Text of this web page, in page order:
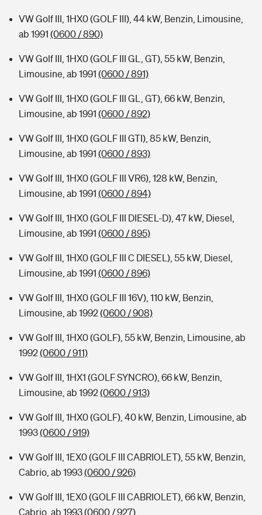
VW Golf III, 1HX0 (GOLF III), 44 kW, Benzin, Limousine,
ab 1991 (0600 / 890)
VW Golf III, 1HX0 (GOLF III GL, GT), 55 kW, Benzin,
Limousine, ab 1991 (0600 / 891)
VW Golf III, 1HX0 (GOLF III GL, GT), 66 kW, Benzin,
Limousine, ab 1991 (0600 / 892)
VW Golf III, 1HX0 (GOLF III GTI), 85 kW, Benzin,
Limousine, ab 1991 (0600 / 893)
VW Golf III, 1HX0 (GOLF III VR6), 128 kW, Benzin,
Limousine, ab 1991 (0600 / 894)
VW Golf III, 1HX0 (GOLF III DIESEL-D), 47 kW, Diesel,
Limousine, ab 1991 (0600 / 895)
VW Golf III, 1HX0 (GOLF III C DIESEL), 55 kW, Diesel,
Limousine, ab 1991 (0600 / 896)
VW Golf III, 1HX0 (GOLF III 16V), 110 kW, Benzin,
Limousine, ab 1992(0600 / 908)
VW Golf III, 1HX0 (GOLF), 55 kW, Benzin, Limousine, ab
1992(0600 / 911)
VW Golf III, 1HX1 (GOLF SYNCRO), 66 kW, Benzin,
Limousine, ab 1992(0600 / 913)
VW Golf III, 1HX0 (GOLF), 40 kW, Benzin, Limousine, ab
1993(0600 / 919)
VW Golf III, 1EX0 (GOLF III CABRIOLET), 55 kW, Benzin,
Cabrio, ab 1993(0600 / 926)
VW Golf III, 1EX0 (GOLF III CABRIOLET), 66 kW, Benzin,
Cabrio, ab 1993(0600 / 927)